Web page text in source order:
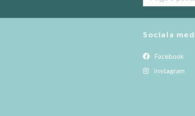
Sociala
Facebook
Instagram